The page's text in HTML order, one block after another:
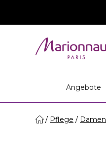
Angebote
Pflege Damen